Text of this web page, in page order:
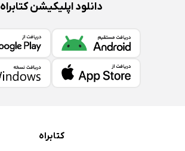
دانلود اپلیکیشن کتابراه
کتابراه